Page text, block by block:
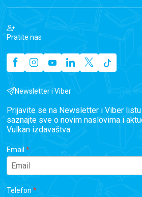
Pratite nas
Newsletter i Viber
Prijavite se na Newsletter i Viber
saznajte sve o novim naslovima i
Vulkan izdavaštva.
Email
Telefon